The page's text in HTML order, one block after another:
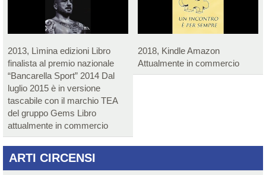
2013, Lìmina edizioni Libro
finalista al premio nazionale
“Bancarella Sport” 2014 Dal
luglio 2015 è in versione
tascabile con il marchio TEA
del gruppo Gems Libro
attualmente in commercio
2018, Kindle Amazon
Attualmente in commercio
ARTI CIRCENSI